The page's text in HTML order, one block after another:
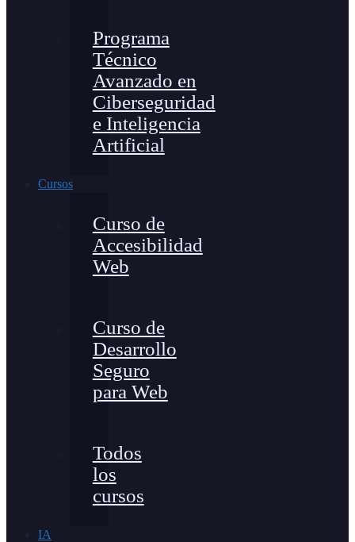
Programa
Técnico
Avanzado en
Ciberseguridad
e Inteligencia
Artificial
Cursos
Curso de
Accesibilidad
Web
Curso de
Desarrollo
Seguro
para Web
Todos
los
cursos
IA